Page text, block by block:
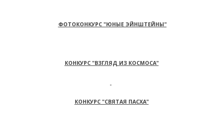
ФОТОКОНКУРС "ЮНЫЕ ЭЙНШТЕЙНЫ"
КОНКУРС "ВЗГЛЯД ИЗ КОСМОСА"
КОНКУРС "СВЯТАЯ ПАСХА"